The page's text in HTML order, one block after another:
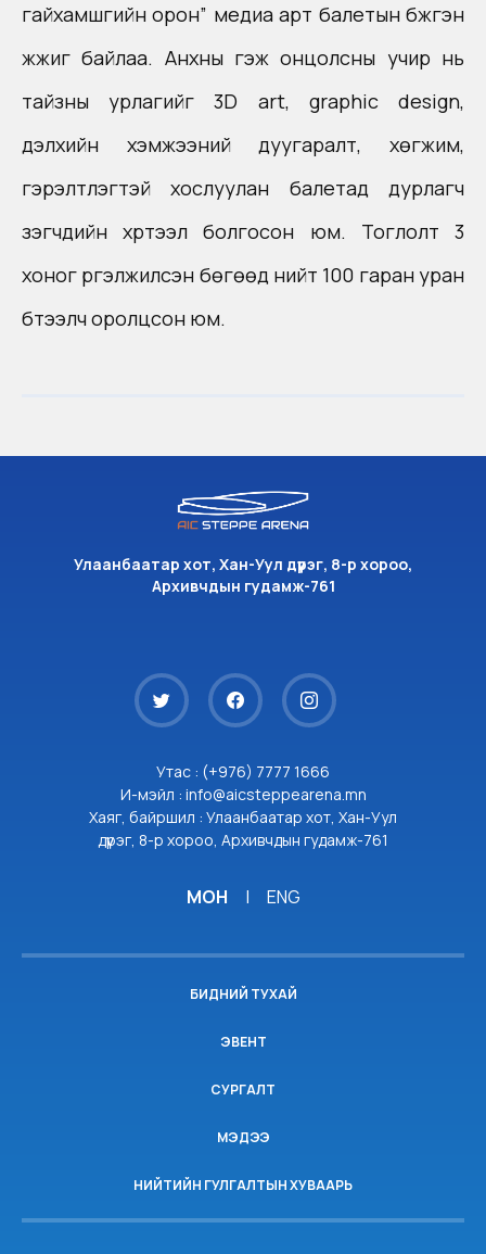
гайхамшгийн орон” медиа арт балетынбүжгэн
жүжиг байлаа. Анхны гэж онцолсны учир нь
тайзны урлагийг 3D art, graphic design,
дэлхийн хэмжээнийдуугаралт, хөгжим,
гэрэлтүүлэгтэй хослуулан балетад дурлагч
үзэгчдийн хүртээл болгосон юм. Тоглолт 3
хоног үргэлжилсэн бөгөөд нийт 100 гаран уран
бүтээлч оролцсон юм.
Улаанбаатар хот, Хан-Уул дүүрэг, 8-р хороо,
Архивчдын гудамж-761
Утас : (+976) 7777 1666
И-мэйл : info@aicsteppearena.mn
Хаяг, байршил : Улаанбаатар хот, Хан-Уул
дүүрэг, 8-р хороо, Архивчдын гудамж-761
МОН | ENG
БИДНИЙ ТУХАЙ
ЭВЕНТ
СУРГАЛТ
МЭДЭЭ
НИЙТИЙН ГУЛГАЛТЫН ХУВААРЬ